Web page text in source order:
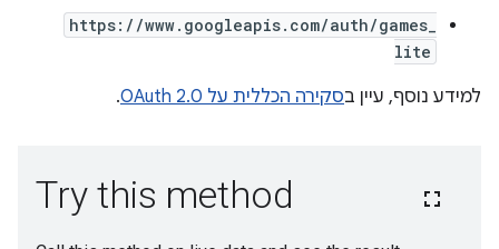
https://www.googleapis.com/auth/games_
lite
למידע נוסף, עיין בסקירה הכללית על OAuth 2.0 .